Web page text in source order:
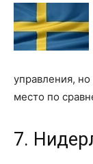
управления,
место по
7.